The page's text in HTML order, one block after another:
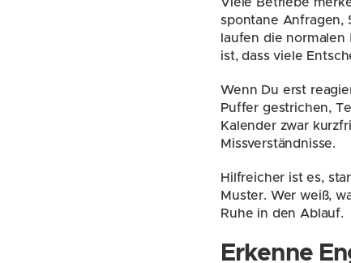
spontane Anfragen,
laufen die
ist, dass viele
Wenn Du erst
Puffer gestrichen,
Kalender zwar
Missverständnisse.
Hilfreicher ist es,
Muster. Wer weiß,
Ruhe in den Ablauf.
Erkenne